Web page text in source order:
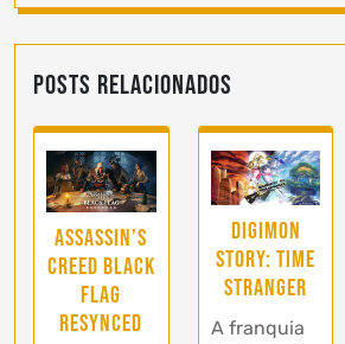
Posts Relacionados
Assassin’s
Creed Black
Flag
Resynced
Digimon
Story: Time
Stranger
A franquia